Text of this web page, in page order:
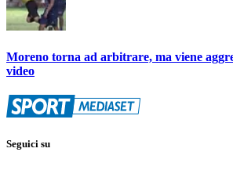
Moreno torna ad arbitrare, ma viene
video
Seguici su